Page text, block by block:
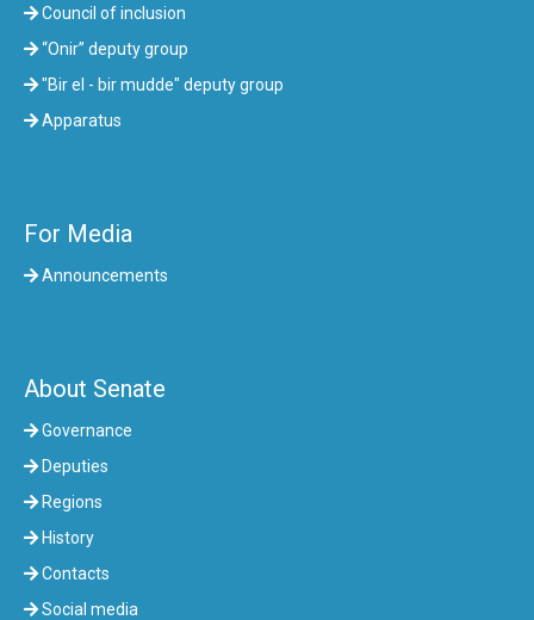
Council of inclusion
“Onir” deputy group
"Bir el - bir mudde" deputy group
Apparatus
For Media
Announcements
About Senate
Governance
Deputies
Regions
History
Contacts
Social media